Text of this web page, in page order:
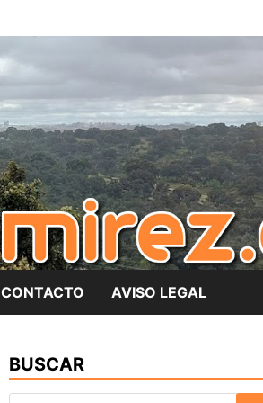
CONTACTO AVISO LEGAL
BUSCAR